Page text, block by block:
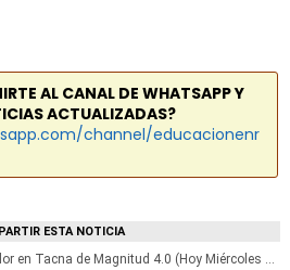
AL CANAL DE WHATSAPP Y
ACTUALIZADAS?
channel/educacionenr
ESTA NOTICIA
Temblor en Tacna de Magnitud 4.0 (Hoy Miércoles 7 Julio 2021) Sismo - Epicentro - Calana - IGP - www.igp.gob.pe